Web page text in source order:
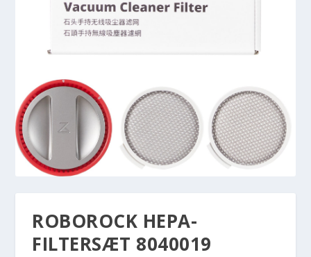
ROBOROCK HEPA-
FILTERSÆT 8040019